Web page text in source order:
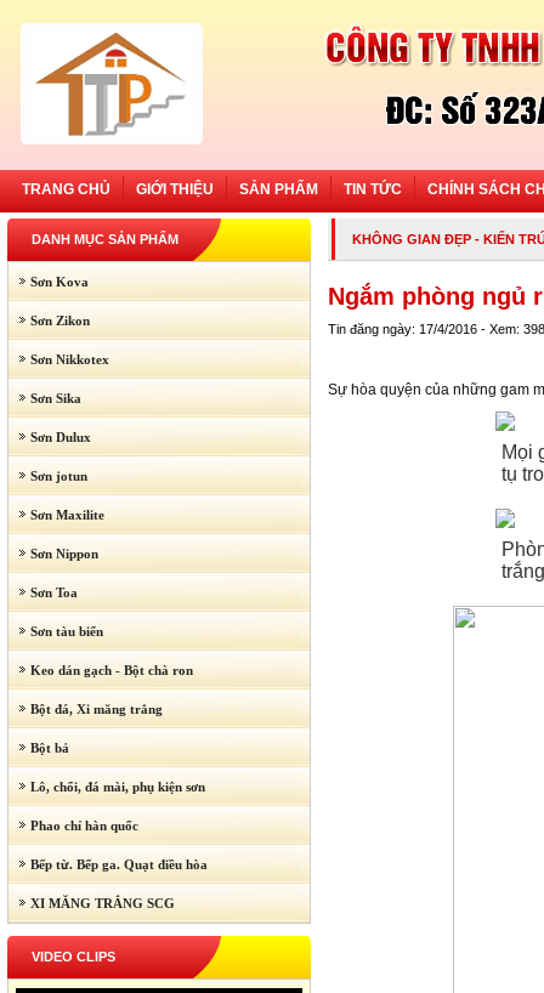
TRANG CHỦ GIỚI THIỆU SẢN PHẨM TIN TỨC CHÍNH SÁCH
DANH MỤC SẢN PHẨM
Sơn Kova
Sơn Zikon
Sơn Nikkotex
Sơn Sika
Sơn Dulux
Sơn jotun
Sơn Maxilite
Sơn Nippon
Sơn Toa
Sơn tàu biển
Keo dán gạch - Bột chà ron
Bột đá, Xi măng trắng
Bột bả
Lô, chổi, đá mài, phụ kiện sơn
Phao chỉ hàn quốc
Bếp từ. Bếp ga. Quạt điều hòa
XI MĂNG TRẮNG SCG
VIDEO CLIPS
KHÔNG GIAN ĐẸP- KIẾN
Ngắm phòng ngủ
Tin đăng ngày: 17/4/2016 - Xem:
Sự hòa quyện của những gam
Mọi
tụ